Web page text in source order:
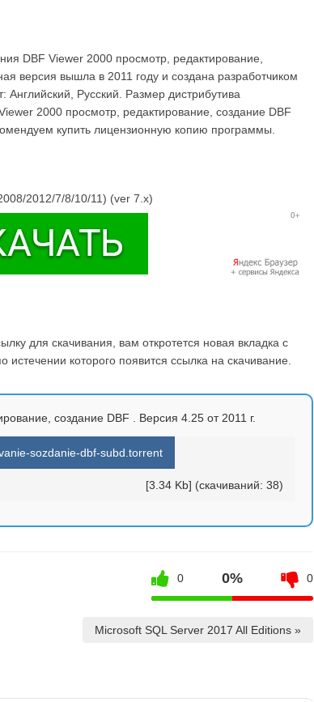
DBF Viewer 2000 просмотр, редактирование,
версия вышла в 2011 году и создана разработчиком
Английский, Русский. Размер дистрибутива
2000 просмотр, редактирование, создание DBF
купить лицензионную копию программы.
2012/7/8/10/11) (ver 7.x)
для скачивания, вам откротется новая вкладка с
которого появится ссылка на скачивание.
создание DBF . Версия 4.25 от 2011 г.
sozdanie-dbf-subd.torrent
[3.34 Kb] (cкачиваний: 38)
0 0% 0
Microsoft SQL Server 2017 All Editions »